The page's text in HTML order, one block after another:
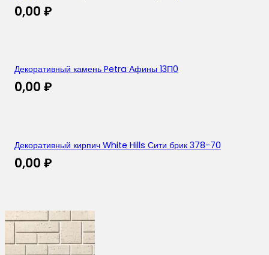
0,00 ₽
Декоративный камень Petra Афины 13П0
0,00 ₽
Декоративный кирпич White Hills Сити брик 378-70
0,00 ₽